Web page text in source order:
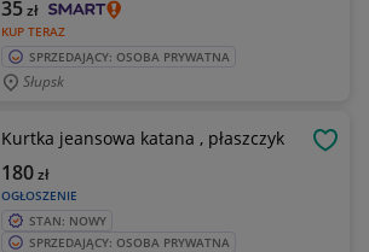
KUP TERAZ
35zł
SPRZEDAJĄCY: OSOBA PRYWATNA
Słupsk
Kurtka jeansowa katana , płaszczyk
OGŁOSZENIE
180zł
STAN: NOWY
SPRZEDAJĄCY: OSOBA PRYWATNA